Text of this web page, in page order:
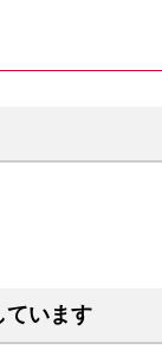
ています